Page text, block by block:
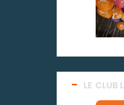
LE CLUB